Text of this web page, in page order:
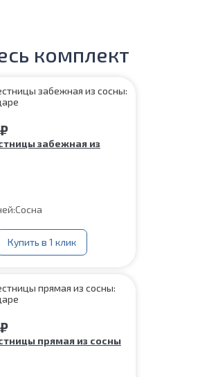
комплект
₽
забежная из
Сосна
Купить в 1 клик
₽
прямая из сосны